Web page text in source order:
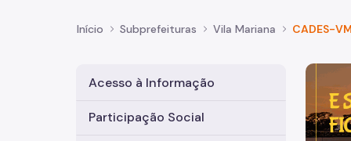
Início Subprefeituras Vila Mariana CADES-VM
Acesso à Informação
Participação Social